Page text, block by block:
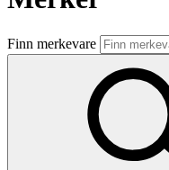
Butikker
Mat og drikke
Aktiviteter
Finn merkevare